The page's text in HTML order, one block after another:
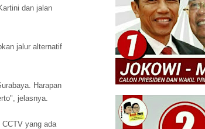
dan jalan
jalur alternatif
Harapan
jelasnya.
yang ada